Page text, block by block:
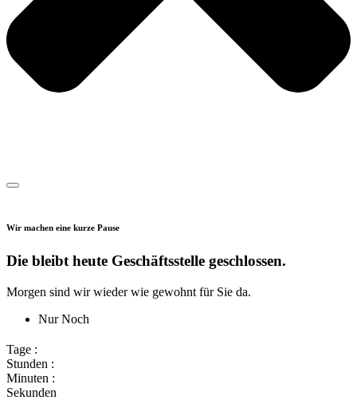
Wir machen eine kurze Pause
Die bleibt heute Geschäftsstelle geschlossen.
Morgen sind wir wieder wie gewohnt für Sie da.
Nur Noch
Tage :
Stunden :
Minuten :
Sekunden